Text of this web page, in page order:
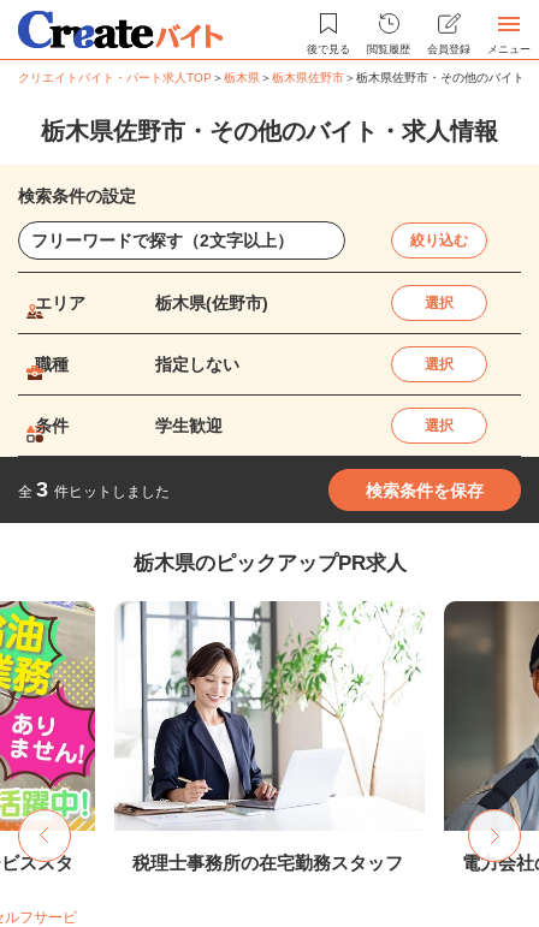
後で見る 閲覧履歴 会員登録 メニュー
クリエイトバイト・パート求人TOP ＞栃木県＞栃木県佐野市＞栃木県佐野市・その他のバイト
栃木県佐野市・その他のバイト・求人情報
検索条件の設定
絞り込む
エリア 栃木県(佐野市) 選択
職種 指定しない 選択
条件 学生歓迎 選択
全 3 件ヒットしました 検索条件を保存
栃木県のピックアップPR求人
ススタ
フサービ
税理士事務所の在宅勤務スタッフ 電力会